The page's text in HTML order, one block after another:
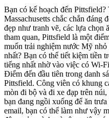
Bạn có kế hoạch đến
Massachusetts chắc chắn
đẹp như tranh vẽ, các lựa chọn
tham quan, Pittsfield là một
muốn trải nghiệm nước Mỹ
nhất? Bạn có thể tiết kiệm tiền
tiếng nhất nhờ vào việc có Wi-
Điểm đến đầu tiên trong danh
Pittsfield. Công viên có khung
mòn đi bộ và đi xe đạp trên
bạn đang ngồi xuống để ăn
email, bạn có thể làm như vậy